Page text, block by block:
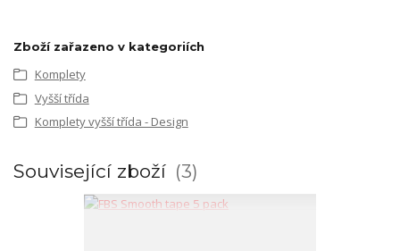
Zboží zařazeno v kategoriích
Komplety
Vyšší třída
Komplety vyšší třída - Design
Související zboží 3